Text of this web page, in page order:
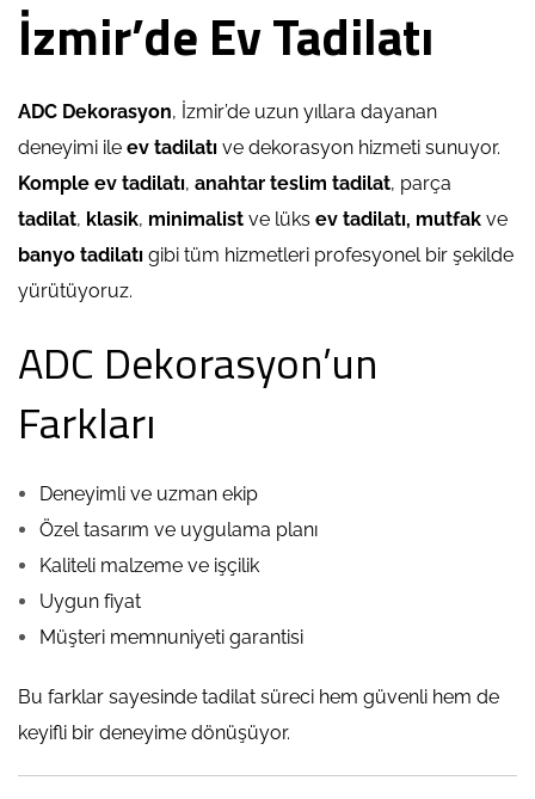
İzmir’de Ev Tadilatı
ADC Dekorasyon, İzmir’de uzun yıllara dayanan
deneyimi ile ev tadilatı ve dekorasyon hizmeti sunuyor.
Komple ev tadilatı, anahtar teslim tadilat, parça
tadilat, klasik, minimalist ve lüks ev tadilatı, mutfak ve
banyo tadilatı gibi tüm hizmetleri profesyonel bir şekilde
yürütüyoruz.
ADC Dekorasyon’un
Farkları
Deneyimli ve uzman ekip
Özel tasarım ve uygulama planı
Kaliteli malzeme ve işçilik
Uygun fiyat
Müşteri memnuniyeti garantisi
Bu farklar sayesinde tadilat süreci hem güvenli hem de
keyifli bir deneyime dönüşüyor.